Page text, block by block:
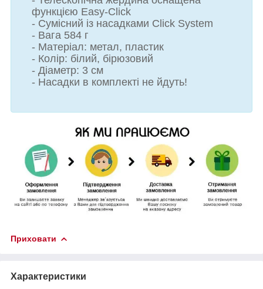
функцією Easy-Click
- Сумісний із насадками Click System
- Вага 584 г
- Матеріал: метал, пластик
- Колір: білий, бірюзовий
- Діаметр: 3 см
- Насадки в комплекті не йдуть!
Приховати
Характеристики